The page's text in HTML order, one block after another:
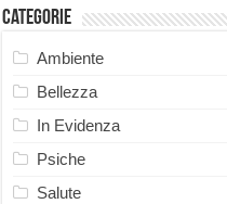
Categorie
Ambiente
Bellezza
In Evidenza
Psiche
Salute